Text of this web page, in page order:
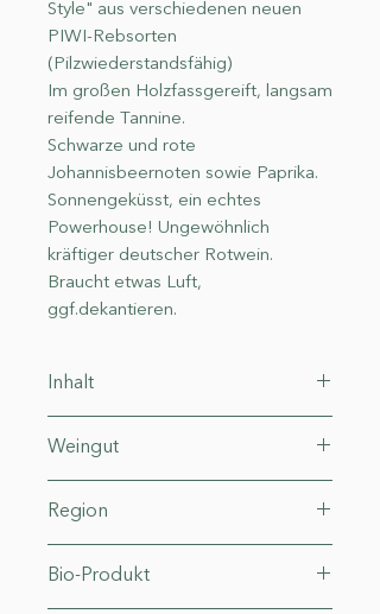
Style" aus verschiedenen neuen
PIWI-Rebsorten
(Pilzwiederstandsfähig)
Im großen Holzfassgereift, langsam
reifende Tannine.
Schwarze und rote
Johannisbeernoten sowie Paprika.
Sonnengeküsst, ein echtes
Powerhouse! Ungewöhnlich
kräftiger deutscher Rotwein.
Braucht etwas Luft,
ggf.dekantieren.
Inhalt
Weingut
Region
Bio-Produkt